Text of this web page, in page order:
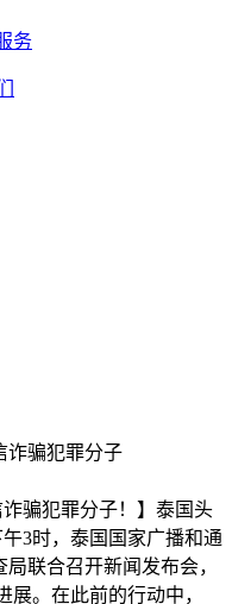
务
诈骗犯罪分子
诈骗犯罪分子！】泰国头
3时，泰国国家广播和通
联合召开新闻发布会，
。在此前的行动中，